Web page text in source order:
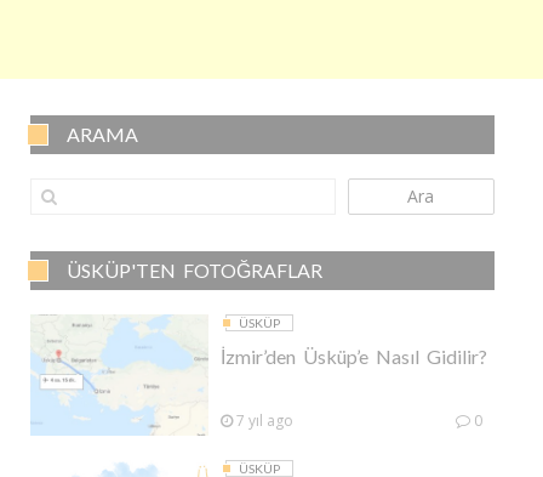
ARAMA
Ara
ÜSKÜP'TEN FOTOĞRAFLAR
ÜSKÜP
İzmir’den Üsküp’e Nasıl Gidilir?
7 yıl ago 0
ÜSKÜP